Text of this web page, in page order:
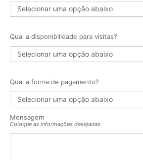
Qual a disponibilidade para visitas?
Qual a forma de pagamento?
Mensagem
Coloque as informações desejadas